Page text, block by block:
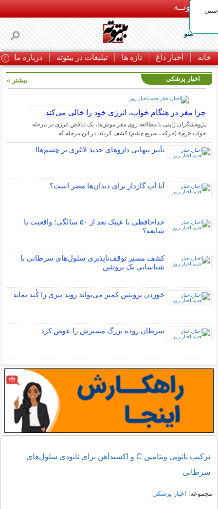
بـیتوتــه
منو
خانه اخبار داغ تازه ها تبلیغات در بیتوته درباره ما
اخبار پزشکی
چرا مغز در هنگام خواب، انرژی خود را خالی می‌کند
پژوهشگران ژاپنی با مطالعه روی مغز موش‌ها، یک تناقض انرژی در مرحله
خواب «رِم» (حرکت سریع چشم) کشف کردند. در این مرحله که…
تأثیر پنهانی داروهای جدید لاغری بر چشم‌ها!
آیا آب گازدار برای دندان‌ها مضر است؟
خداحافظی با عینک بعد از ۵۰ سالگی؛ واقعیت یا
شایعه؟
کشف مسیر توقف‌ناپذیری سلول‌های سرطانی با
شناسایی یک پروتئین
خوردن پروتئین کمتر می‌تواند روند پیری را کُند نماید
سرطان روده بزرگ مسیرش را عوض کرد
بیشتر »
ترکیب نانویی ویتامین‌ C و اکسیدآهن برای نابودی سلول‌های
سرطانی
مجموعه: اخبار پزشکی